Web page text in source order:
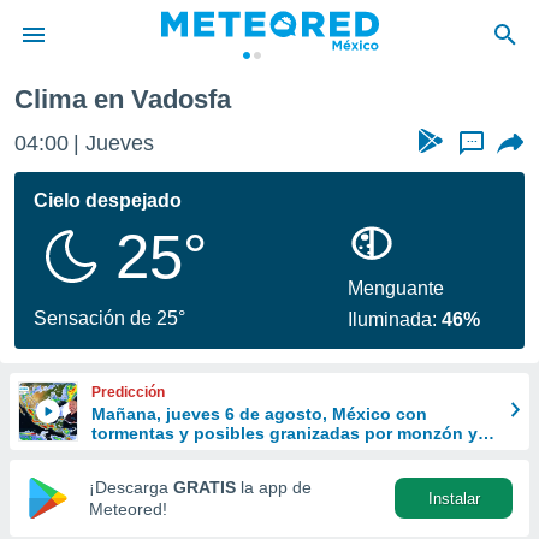
de
ha sido
calidad.
a este
las
y
forma
digital
basada
Clima en Vadosfa
04:00 Jueves ...
Cielo despejado
25°
Sensación de 25°
Menguante
Iluminada:46%
Predicción
Mañana, jueves 6 de agosto, México con
tormentas y posibles granizadas por monzón y
¡Descarga GRATIS la app de
Meteored!
Instalar